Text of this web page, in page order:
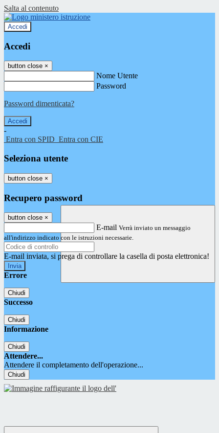
Salta al contenuto
Accedi
Accedi
button close ×
Nome Utente
Password
Password dimenticata?
-
Entra con SPID Entra con CIE
Seleziona utente
button close ×
Recupero password
button close ×
E-mail Verrà inviato un messaggio
all'indirizzo indicato con le istruzioni necessarie.
E-mail inviata, si prega di controllare la casella di posta elettronica!
Errore
Chiudi
Successo
Chiudi
Informazione
Chiudi
Attendere...
Attendere il completamento dell'operazione...
Chiudi